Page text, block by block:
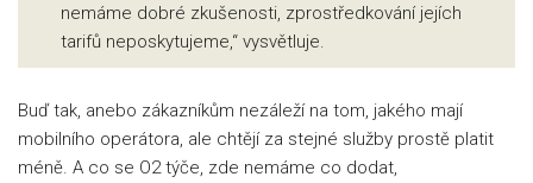
nemáme dobré zkušenosti, zprostředkování jejích
tarifů neposkytujeme,“ vysvětluje.
Buď tak, anebo zákazníkům nezáleží na tom, jakého mají
mobilního operátora, ale chtějí za stejné služby prostě platit
méně. A co se O2 týče, zde nemáme co dodat,